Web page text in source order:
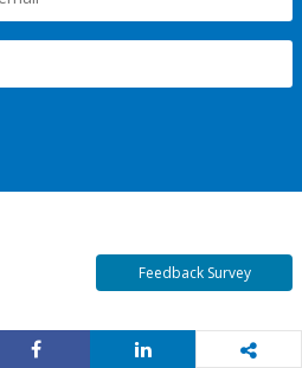
Feedback Survey